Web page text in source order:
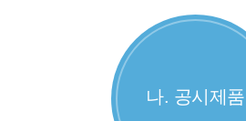
나. 공시제품